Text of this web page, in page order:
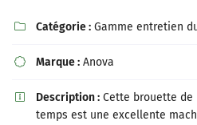
Adresse email de réception
 Catégorie : Gamme entretien
 Marque : Anova
 Description : Cette brouette
temps est une excellente